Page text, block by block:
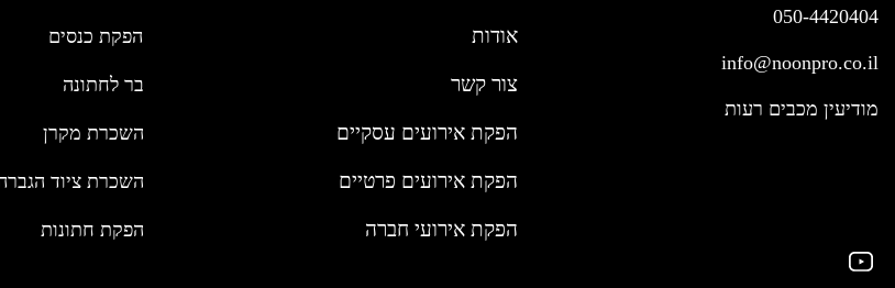
050-4420404
info@noonpro.co.il
מודיעין מכבים רעות
אודות
צור קשר
הפקת אירועים עסקיים
הפקת אירועים פרטיים
הפקת אירועי חברה
הפקת כנסים
בר לחתונה
השכרת מקרן
השכרת ציוד
הפקת חתונות